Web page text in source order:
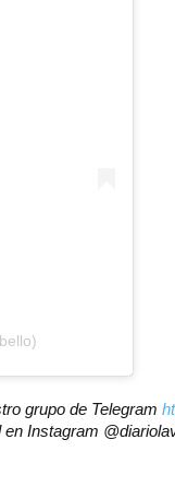
grupo de Telegram
Instagram